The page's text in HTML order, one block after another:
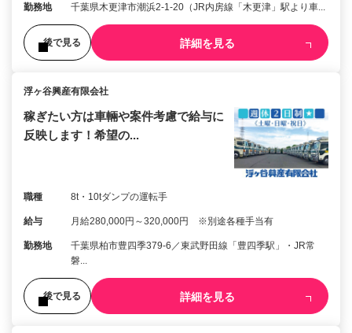
勤務地 千葉県木更津市潮浜2-1-20（JR内房線「木更津」駅より車...
後で見る 詳細を見る
浮ヶ谷興産有限会社
稼ぎたい方は車輛や案件考慮で給与に
反映します！希望の...
職種 8t・10tダンプの運転手
給与 月給280,000円～320,000円 ※別途各種手当有
勤務地
千葉県柏市豊四季379-6／東武野田線「豊四季駅」・JR常
磐...
後で見る 詳細を見る